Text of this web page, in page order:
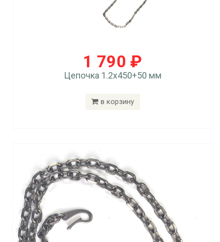
1 790 ₽
Цепочка 1.2x450+50 мм
в корзину